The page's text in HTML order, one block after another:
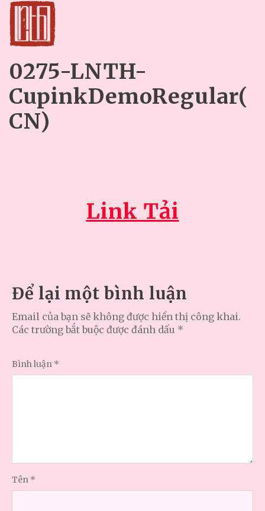
0275-LNTH-
CupinkDemoRegular(
CN)
Link Tải
Để lại một bình luận
Email của bạn sẽ không được hiển thị công khai.
Các trường bắt buộc được đánh dấu *
Bình luận *
Tên *